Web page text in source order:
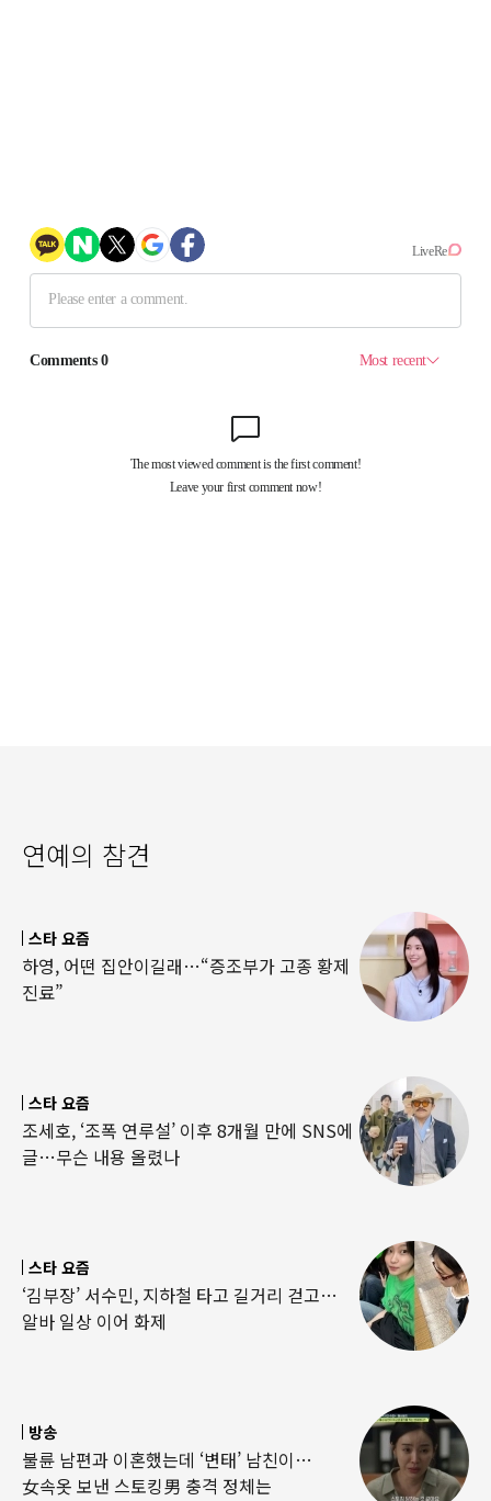
연예의 참견
스타 요즘
하영, 어떤 집안이길래…“증조부가 고종 황제
진료”
스타 요즘
조세호, ‘조폭 연루설’ 이후 8개월 만에 SNS에
글…무슨 내용 올렸나
스타 요즘
‘김부장’ 서수민, 지하철 타고 길거리 걷고…
알바 일상 이어 화제
방송
불륜 남편과 이혼했는데 ‘변태’ 남친이…
女속옷 보낸 스토킹男 충격 정체는